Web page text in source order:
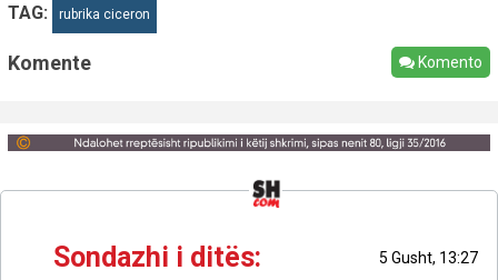
TAG:
rubrika ciceron
Komente Komento
Sondazhi i ditës: 5 Gusht, 13:27